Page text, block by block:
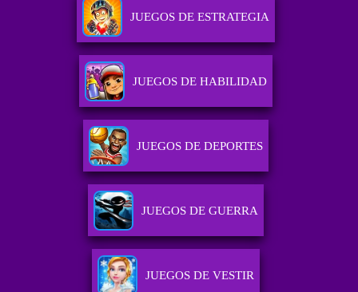
JUEGOS DE ESTRATEGIA
JUEGOS DE HABILIDAD
JUEGOS DE DEPORTES
JUEGOS DE GUERRA
JUEGOS DE VESTIR